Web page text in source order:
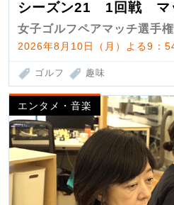
シーズン21 1回戦 マ
女子ゴルフペアマッチ選手権
2026年8月10日（月）よる9：
ゴルフ 趣味
エンタメ・音楽